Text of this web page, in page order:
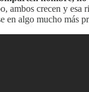
ambos crecen y esa
en algo mucho más